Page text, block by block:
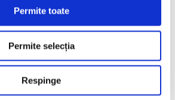
Permite toate
Permite selecția
Respinge
temă